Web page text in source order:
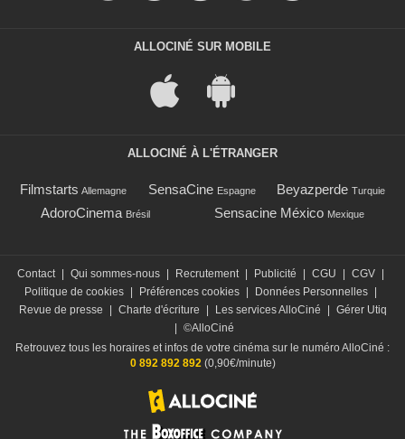
ALLOCINÉ SUR MOBILE
ALLOCINÉ À L'ÉTRANGER
Filmstarts Allemagne SensaCine Espagne Beyazperde Turquie
AdoroCinema Brésil Sensacine México Mexique
Contact Qui sommes-nous Recrutement Publicité CGU CGV
Politique de cookies
Préférences cookies Données Personnelles
Revue de presse
Charte d'écriture Les services AlloCiné
Gérer Utiq
©AlloCiné
Retrouvez tous les horaires et infos de votre cinéma sur le numéro AlloCiné :
0 892 892 892(0,90€/minute)